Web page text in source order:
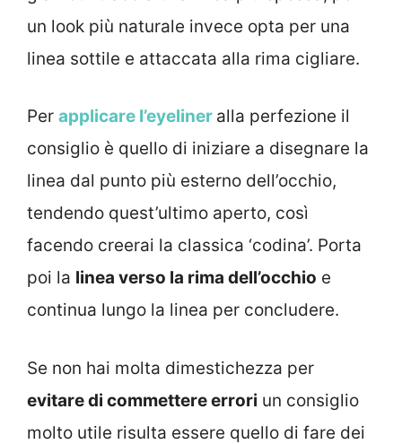
un look più naturale invece opta per una
linea sottile e attaccata alla rima cigliare.
Per applicare l’eyeliner alla perfezione il
consiglio è quello di iniziare a disegnare la
linea dal punto più esterno dell’occhio,
tendendo quest’ultimo aperto, così
facendo creerai la classica ‘codina’. Porta
poi la linea verso la rima dell’occhio e
continua lungo la linea per concludere.
Se non hai molta dimestichezza per
evitare di commettere errori un consiglio
molto utile risulta essere quello di fare dei